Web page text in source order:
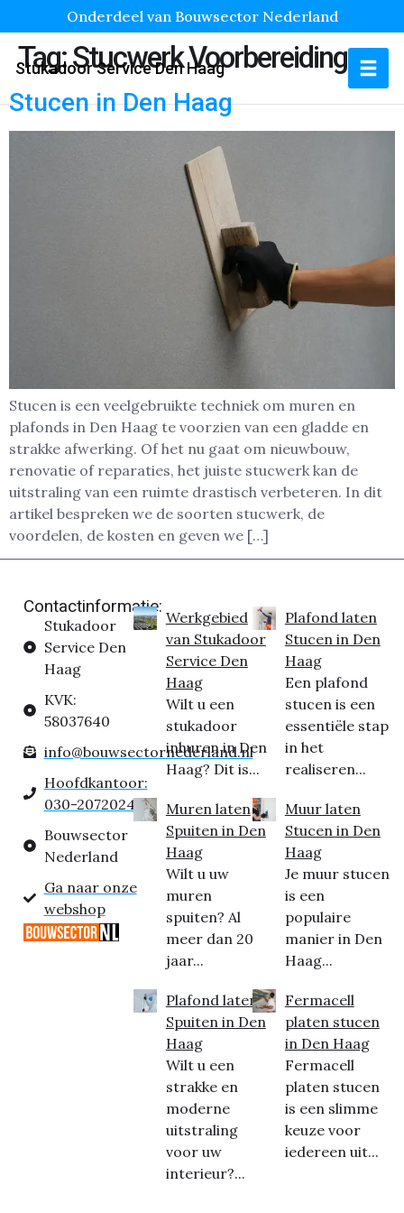
Onderdeel van Bouwsector Nederland
Stukadoor Service Den Haag
Tag:Stucwerk Voorbereiding
Stucen in Den Haag
Stucen is een veelgebruikte techniek om muren en
plafonds in Den Haag te voorzien van een gladde en
strakke afwerking. Of het nu gaat om nieuwbouw,
renovatie of reparaties, het juiste stucwerk kan de
uitstraling van een ruimte drastisch verbeteren. In dit
artikel bespreken we de soorten stucwerk, de
voordelen, de kosten en geven we […]
Contactinformatie:
Stukadoor
Service Den
Haag
KVK:
58037640
info@bouwsectornederland.nl
Hoofdkantoor:
030-2072024
Bouwsector
Nederland
Ga naar onze
webshop
Werkgebied
van Stukadoor
Service Den
Haag
Wilt u een
stukadoor
inhuren in Den
Haag? Dit is...
Muren laten
Spuiten in Den
Haag
Wilt u uw
muren
spuiten? Al
meer dan 20
jaar...
Plafond laten
Spuiten in Den
Haag
Wilt u een
strakke en
moderne
uitstraling
voor uw
interieur?...
Plafond laten
Stucen in Den
Haag
Een plafond
stucen is een
essentiële stap
in het
realiseren...
Muur laten
Stucen in Den
Haag
Je muur stucen
is een
populaire
manier in Den
Haag...
Fermacell
platen stucen
in Den Haag
Fermacell
platen stucen
is een slimme
keuze voor
iedereen uit...